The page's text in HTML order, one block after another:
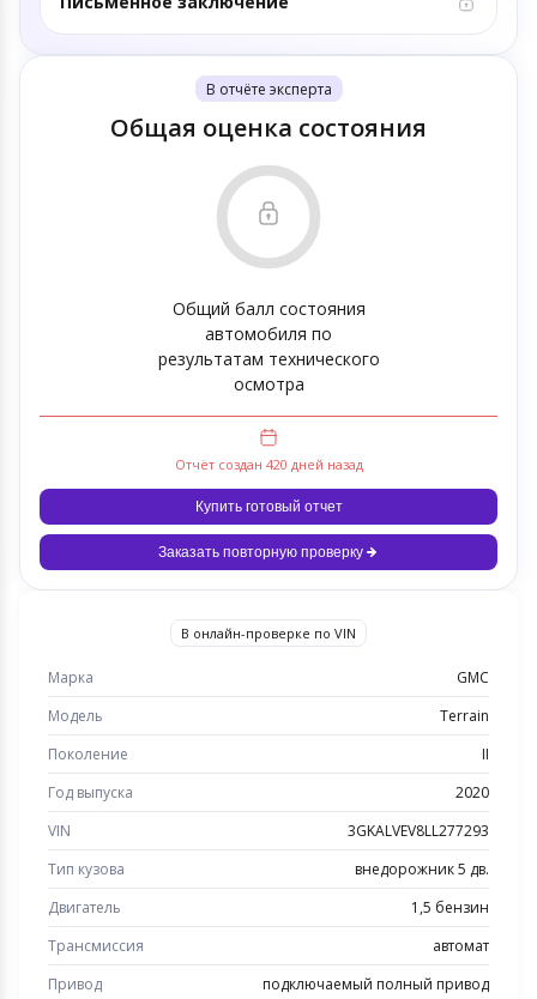
В отчёте эксперта
Общая оценка состояния
Общий балл состояния
автомобиля по
результатам технического
осмотра
Отчёт создан 420 дней назад
Купить готовый отчет
Заказать повторную проверку
В онлайн-проверке по VIN
Марка
GMC
Модель
Terrain
Поколение
II
Год выпуска
2020
VIN
3GKALVEV8LL277293
Тип кузова
внедорожник 5 дв.
Двигатель
1,5 бензин
Трансмиссия
автомат
Привод
подключаемый полный привод